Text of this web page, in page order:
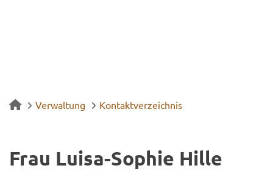
Verwaltung Kontaktverzeichnis
Frau Luisa-​Sophie Hille